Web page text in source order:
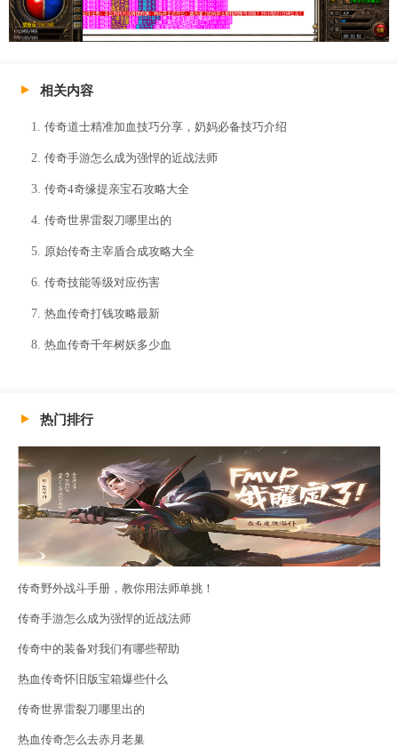
相关内容
传奇道士精准加血技巧分享，奶妈必备技巧介绍
传奇手游怎么成为强悍的近战法师
传奇4奇缘提亲宝石攻略大全
传奇世界雷裂刀哪里出的
原始传奇主宰盾合成攻略大全
传奇技能等级对应伤害
热血传奇打钱攻略最新
热血传奇千年树妖多少血
热门排行
传奇野外战斗手册，教你用法师单挑！
传奇手游怎么成为强悍的近战法师
传奇中的装备对我们有哪些帮助
热血传奇怀旧版宝箱爆些什么
传奇世界雷裂刀哪里出的
热血传奇怎么去赤月老巢